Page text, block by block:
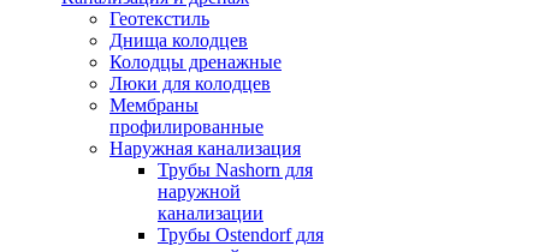
Геотекстиль
Днища колодцев
Колодцы дренажные
Люки для колодцев
Мембраны
профилированные
Наружная канализация
Трубы Nashorn для
наружной
канализации
Трубы Ostendorf для